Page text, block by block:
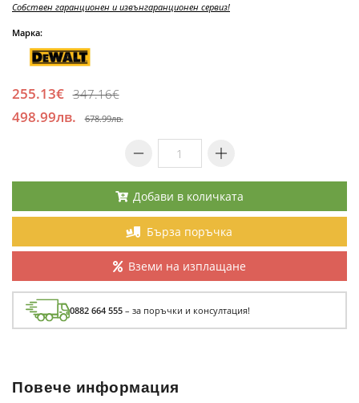
Собствен гаранционен и извънгаранционен сервиз!
Марка:
255.13€ 347.16€
498.99лв. 678.99лв.
Добави в количката
Бърза поръчка
Вземи на изплащане
0882 664 555 – за поръчки и консултация!
Повече информация